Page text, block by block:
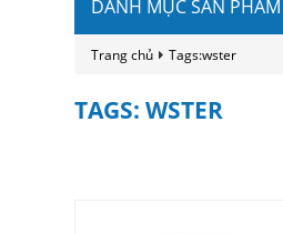
DANH MỤC SẢN PHẨM
Trang chủ Tags:wster
TAGS: WSTER